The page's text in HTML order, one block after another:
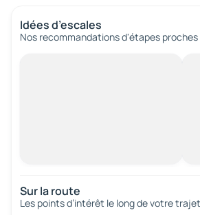
Idées d’escales
Nos recommandations d'étapes proches
Sur la route
Les points d’intérêt le long de votre